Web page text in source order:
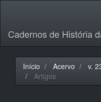
principal
Barra
Lateral
Cadernos de História
Início Acervo
v.
Artigos